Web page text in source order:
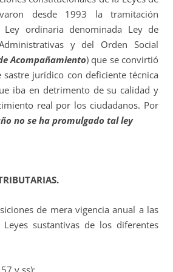
desde 1993 la tramitación
ordinaria denominada Ley de
y del Orden Social
Acompañamiento) que se convirtió
jurídico con deficiente técnica
iba en detrimento de su calidad y
real por los ciudadanos. Por
no se ha promulgado tal ley
de mera vigencia anual a las
sustantivas de los diferentes